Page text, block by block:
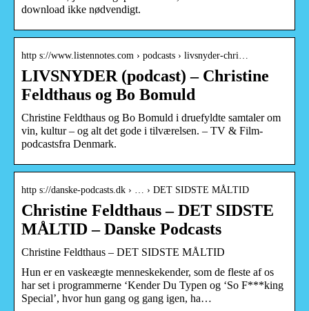
download ikke nødvendigt.
http s://www.listennotes.com › podcasts › livsnyder-chri…
LIVSNYDER (podcast) – Christine
Feldthaus og Bo Bomuld
Christine Feldthaus og Bo Bomuld i druefyldte samtaler om
vin, kultur – og alt det gode i tilværelsen. – TV & Film-
podcastsfra Denmark.
http s://danske-podcasts.dk › … › DET SIDSTE MÅLTID
Christine Feldthaus – DET SIDSTE
MÅLTID – Danske Podcasts
Christine Feldthaus – DET SIDSTE MÅLTID
Hun er en vaskeægte menneskekender, som de fleste af os
har set i programmerne ‘Kender Du Typen og ‘So F***king
Special’, hvor hun gang og gang igen, ha…